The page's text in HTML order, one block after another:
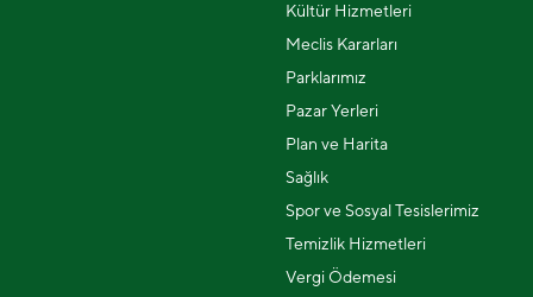
Kültür Hizmetleri
Meclis Kararları
Parklarımız
Pazar Yerleri
Plan ve Harita
Sağlık
Spor ve Sosyal Tesislerimiz
Temizlik Hizmetleri
Vergi Ödemesi